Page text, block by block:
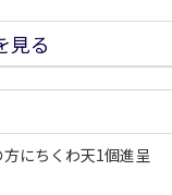
見る
にちくわ天1個進呈